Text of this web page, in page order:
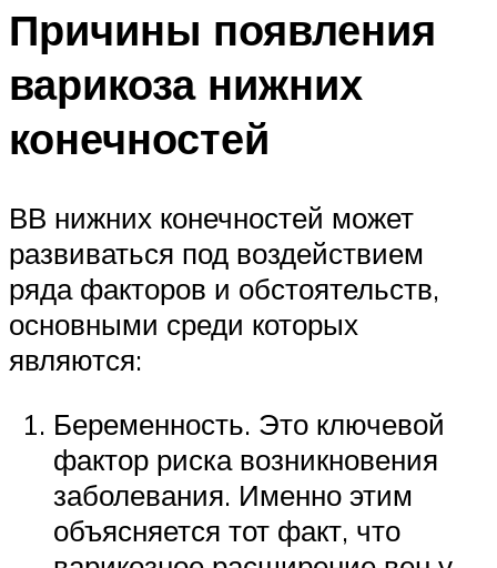
Причины появления
варикоза нижних
конечностей
ВВ нижних конечностей может
развиваться под воздействием
ряда факторов и обстоятельств,
основными среди которых
являются:
Беременность. Это ключевой
фактор риска возникновения
заболевания. Именно этим
объясняется тот факт, что